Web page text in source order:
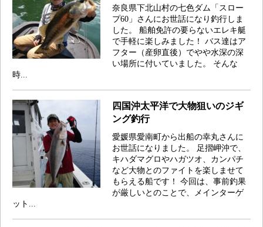
奈良県下北山村の七色ダム「スロー
プ60」さんにお世話になり釣行しま
した。 船舶免許の要らないエレキ艇
で手軽に楽しみました！ バス達はア
フター（産卵直後）でやや水深の深
い場所に付いていました。 そんな
時...
四国沖太平洋で大物狙いのジギ
ング釣行
愛媛県愛南町から出船の幸丸さんに
お世話になりました。 足摺岬沖で、
キハダマグロやハガツオ、カンパチ
など大物とのファイトを楽しませて
もらえる船です！ 今回は、事前釣果
が厳しいとのことで、メインターゲ
ット...